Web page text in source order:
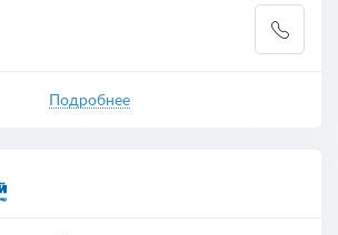
Подробнее